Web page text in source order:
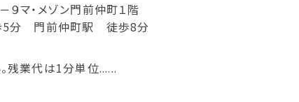
９マ・メゾン門前仲町１階
5分 門前仲町駅 徒歩8分
残業代は1分単位......